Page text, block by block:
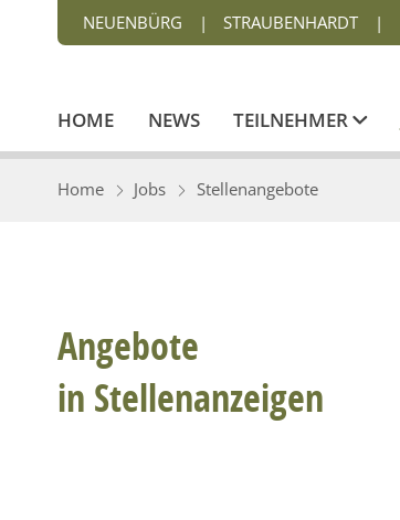
NEUENBÜRG | STRAUBENHARDT |
HOME NEWS TEILNEHMER
Home Jobs Stellenangebote
Angebote
in Stellenanzeigen